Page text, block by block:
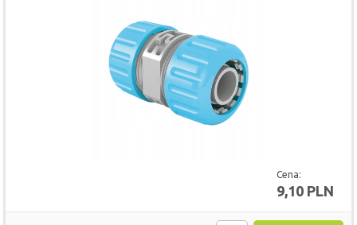
Cena:
9,10 PLN